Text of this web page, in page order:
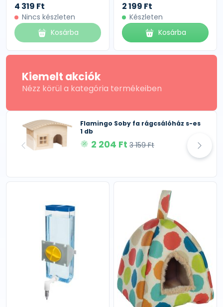
4 319 Ft
Nincs készleten
Kosárba
2 199 Ft
Készleten
Kosárba
Kiemelt akciók
Nézz körül a kategória termékeiben
Flamingo Soby fa rágcsálóház s-es
1 db
2 204 Ft 3 159 Ft